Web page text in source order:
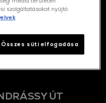
ÚT
szolgáltatásokat nyújtó
Összes süti elfogadása